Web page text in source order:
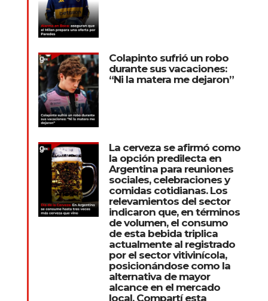
Colapinto sufrió un robo
durante sus vacaciones:
“Ni la matera me dejaron”
La cerveza se afirmó como
la opción predilecta en
Argentina para reuniones
sociales, celebraciones y
comidas cotidianas. Los
relevamientos del sector
indicaron que, en términos
de volumen, el consumo
de esta bebida triplica
actualmente al registrado
por el sector vitivinícola,
posicionándose como la
alternativa de mayor
alcance en el mercado
local. Compartí esta